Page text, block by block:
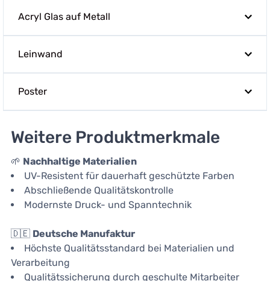
Acryl Glas auf Metall
Leinwand
Poster
Weitere Produktmerkmale
🌱 Nachhaltige Materialien
UV-Resistent für dauerhaft geschützte Farben
Abschließende Qualitätskontrolle
Modernste Druck- und Spanntechnik
🇩🇪 Deutsche Manufaktur
Höchste Qualitätsstandard bei Materialien und
Verarbeitung
Qualitätssicherung durch geschulte Mitarbeiter